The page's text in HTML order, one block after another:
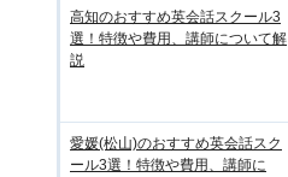
高知のおすすめ英会話スクール3
選！特徴や費用、講師について解
説
愛媛(松山)のおすすめ英会話スク
ール3選！特徴や費用、講師に